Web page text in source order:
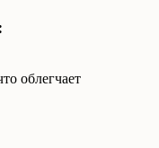
облегчает